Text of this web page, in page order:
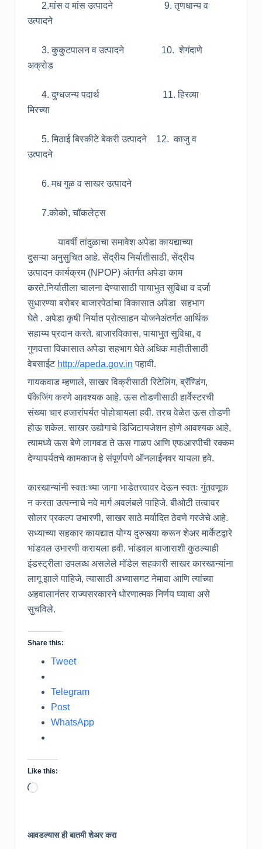
2.मांस व मांस उत्पादने 9. तृणधान्य व
उत्पादने
3. कुकुटपालन व उत्पादने 10. शेगंदाणे
अक्रोड
4. दुग्धजन्य पदार्थ 11. ‍हिरव्या
मिरच्या
5. मिठाई बिस्कीटे बेकरी उत्पादने 12. काजु व
उत्पादने
6. मध गुळ व साखर उत्पादने
7.कोको, चॉकलेट्स
यावर्षी तांदुळाचा समावेश अपेडा कायद्याच्या
दुसऱ्या अनुसुचित आहे. सेंद्रीय निर्यातीसाठी, सेंद्रीय
उत्पादन कार्यक्रम (NPOP) अंतर्गत अपेडा काम
करते.निर्यातीला चालना देण्यासाठी पायाभुत सुविधा व दर्जा
सुधारण्या बरोबर बाजारपेठांचा विकासात अपेंडा सहभाग
घेते . अपेडा कृषी निर्यात प्रोत्साहन योजनेअंतर्गत आर्थिक
सहाय्य प्रदान करते. बाजारविकास, पायाभुत सुविधा, व
गुणवत्ता विकासात अपेडा सहभाग घेते अधिक माहीतीसाठी
वेबसाईट http://apeda.gov.in पहावी.
गायकवाड म्हणाले, साखर विक्रीसाठी रिटेलिंग, ब्रॅण्डिंग,
पॅकेजिंग करणे आवश्यक आहे. ऊस तोडणीसाठी हार्वेस्टरची
संख्या चार हजारांपर्यत पोहोचायला हवी. तरच वेळेत ऊस तोडणी
होऊ शकेल. साखर उद्योगाचे डिजिटायजेशन होणे आवश्यक आहे,
त्यामध्ये ऊस बेणे लागवड ते ऊस गाळप आणि एफआरपीची रक्कम
देण्यापर्यतचे कामकाज हे संपूर्णपणे ऑनलाईनवर यायला हवे.
कारखान्यांनी स्वतःच्या जागा भाडेतत्त्वावर देऊन स्वतः गुंतवणूक
न करता उत्पन्नाचे नवे मार्ग अवलंबले पाहिजे. बीओटी तत्वावर
सोलर प्रकल्प उभारणी, साखर साठे मर्यादित ठेवणे गरजेचे आहे.
सध्याच्या सहकार कायद्यात योग्य दुरुस्त्या करून शेअर मार्केटद्वारे
भांडवल उभारणी करायला हवी. भांडवल बाजाराशी कुठल्याही
इंडस्ट्रीला उपलब्ध असलेले मॉडेल सहकारी साखर कारखान्यांना
लागू झाले पाहिजे, त्यासाठी अभ्यासगट नेमावा आणि त्यांच्या
अहवालानंतर राज्यसरकारने धोरणात्मक निर्णय घ्यावा असे
सुचविले.
Share this:
Tweet
Telegram
Post
WhatsApp
Like this:
Loading…
आवडल्यास ही बातमी शेअर करा